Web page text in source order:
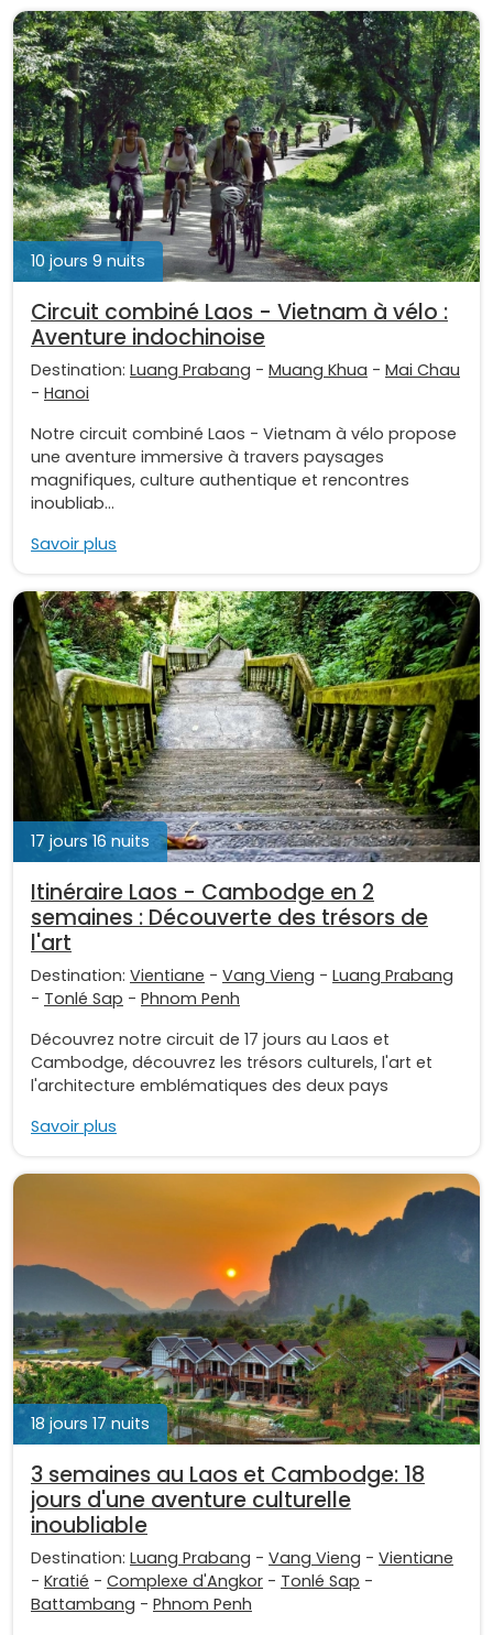
10 jours 9 nuits
Circuit combiné Laos - Vietnam à vélo :
Aventure indochinoise
Destination: Luang Prabang - Muang Khua - Mai Chau
- Hanoi
Notre circuit combiné Laos - Vietnam à vélo propose
une aventure immersive à travers paysages
magnifiques, culture authentique et rencontres
inoubliab...
Savoir plus
17 jours 16 nuits
Itinéraire Laos - Cambodge en 2
semaines : Découverte des trésors de
l'art
Destination: Vientiane - Vang Vieng - Luang Prabang
- Tonlé Sap - Phnom Penh
Découvrez notre circuit de 17 jours au Laos et
Cambodge, découvrez les trésors culturels, l'art et
l'architecture emblématiques des deux pays
Savoir plus
18 jours 17 nuits
3 semaines au Laos et Cambodge: 18
jours d'une aventure culturelle
inoubliable
Destination: Luang Prabang - Vang Vieng - Vientiane
- Kratié - Complexe d'Angkor - Tonlé Sap -
Battambang - Phnom Penh